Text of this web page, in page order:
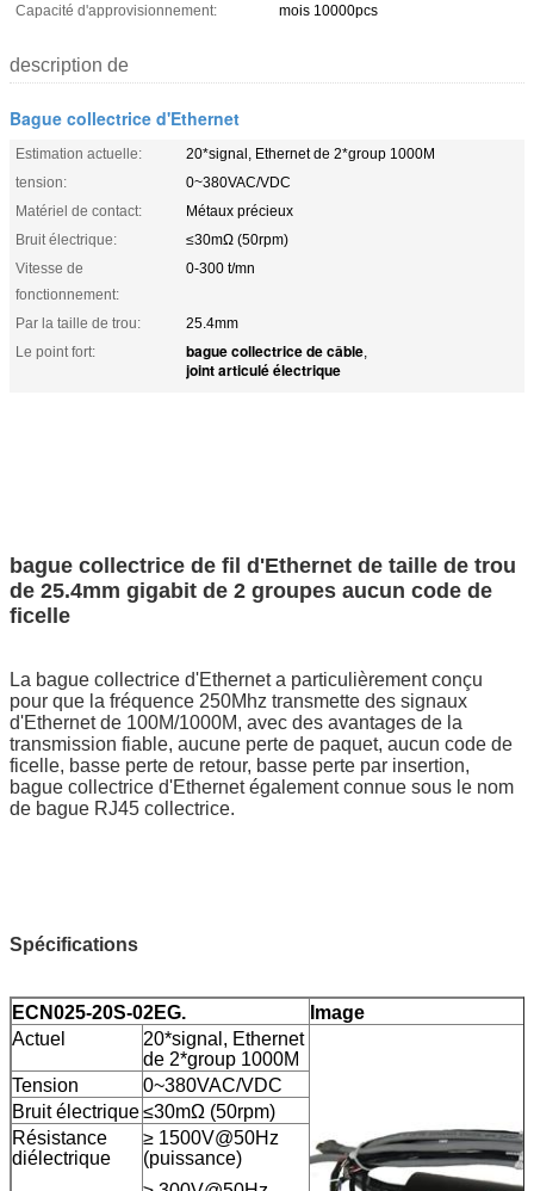
Capacité d'approvisionnement:
mois 10000pcs
description de
Bague collectrice d'Ethernet
Estimation actuelle:
20*signal, Ethernet de 2*group 1000M
tension:
0~380VAC/VDC
Matériel de contact:
Métaux précieux
Bruit électrique:
≤30mΩ (50rpm)
Vitesse de
fonctionnement:
0-300 t/mn
Par la taille de trou:
25.4mm
Le point fort:
bague collectrice de câble,
joint articulé électrique
bague collectrice de fil d'Ethernet de taille de trou
de 25.4mm gigabit de 2 groupes aucun code de
ficelle
La bague collectrice d'Ethernet a particulièrement conçu
pour que la fréquence 250Mhz transmette des signaux
d'Ethernet de 100M/1000M, avec des avantages de la
transmission fiable, aucune perte de paquet, aucun code de
ficelle, basse perte de retour, basse perte par insertion,
bague collectrice d'Ethernet également connue sous le nom
de bague RJ45 collectrice.
Spécifications
ECN025-20S-02EG.
Image
Actuel
20*signal, Ethernet
de 2*group 1000M
Tension
0~380VAC/VDC
Bruit électrique≤30mΩ (50rpm)
Résistance
diélectrique
≥ 1500V@50Hz
(puissance)